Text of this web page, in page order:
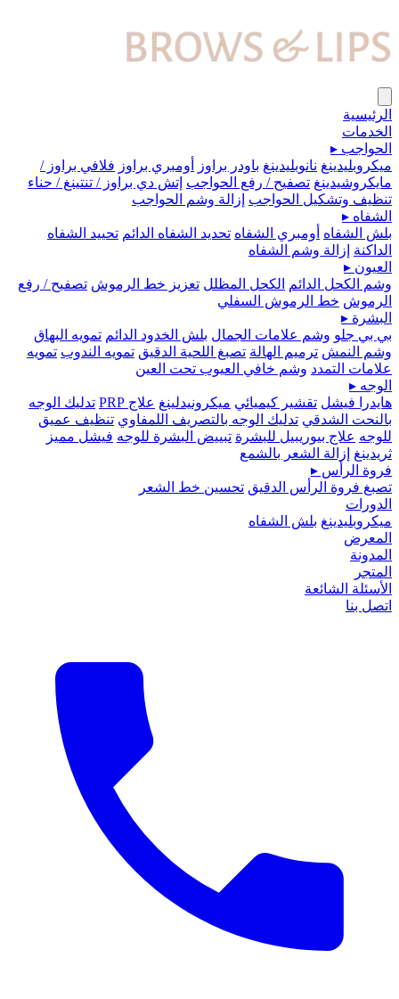
الرئيسية
الخدمات
الحواجب ▸
ميكروبلیدينغ نانوبليدينغ باودر براوز أومبري براوز فلافي براوز /
مايكروشيدينغ تصفيح / رفع الحواجب إتش دي براوز / تنتينغ / حناء
تنظيف وتشكيل الحواجب إزالة وشم الحواجب
الشفاه ▸
بلش الشفاه أومبري الشفاه تحديد الشفاه الدائم تحييد الشفاه
الداكنة إزالة وشم الشفاه
العيون ▸
وشم الكحل الدائم
الكحل المظلل تعزيز خط الرموش تصفيح / رفع
الرموش خط الرموش السفلي
البشرة ▸
بي بي جلو وشم علامات الجمال بلش الخدود الدائم تمويه البهاق
وشم النمش ترميم الهالة تصبغ اللحية الدقيق تمويه الندوب تمويه
علامات التمدد وشم خافي العيوب تحت العين
الوجه ▸
هايدرا فيشل تقشير كيميائي ميكرونيدلينغ علاج PRP
تدليك الوجه
بالنحت الشدقي تدليك الوجه بالتصريف اللمفاوي تنظيف عميق
للوجه علاج بيوريبيل للبشرة تبييض البشرة للوجه فيشل مميز
ثريدينغ إزالة الشعر بالشمع
فروة الرأس ▸
تصبغ فروة الرأس الدقيق تحسين خط الشعر
الدورات
ميكروبلیدينغ بلش الشفاه
المعرض
المدونة
المتجر
الأسئلة الشائعة
اتصل بنا